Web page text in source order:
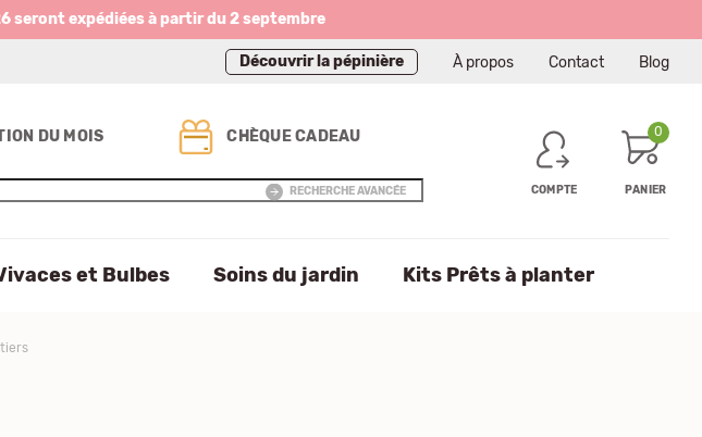
seront expédiées à partir du 2 septembre
Découvrir la pépinière À propos Contact Blog
DU MOIS CHÈQUE CADEAU
RECHERCHE AVANCÉE COMPTE
0
PANIER
et Bulbes Soins du jardin Kits Prêts à planter